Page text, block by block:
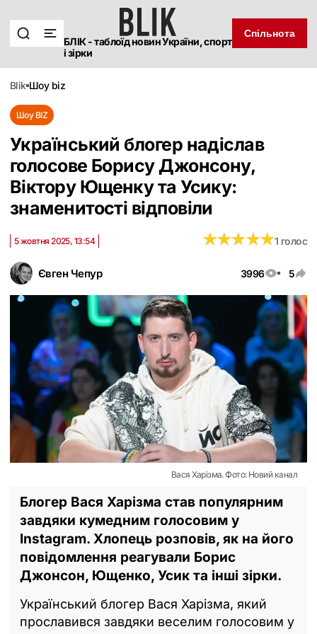
БЛІК - таблоїд новин України, спорт
і зірки
Спільнота
blik шоу biz
Шоу BIZ
Український блогер надіслав
голосове Борису Джонсону,
Віктору Ющенку та Усику:
знаменитості відповіли
Євген Чепур 3996 5
5 жовтня 2025, 13:54 ★★★★★
★★★★★1 голос
Вася Харізма. Фото: Новий канал
Блогер Вася Харізма став популярним
завдяки кумедним голосовим у
Instagram. Хлопець розповів, як на його
повідомлення реагували Борис
Джонсон, Ющенко, Усик та інші зірки.
Український блогер Вася Харізма, який
прославився завдяки веселим голосовим у